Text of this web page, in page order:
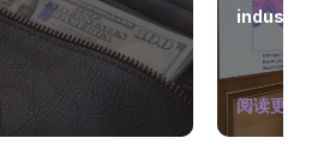
industry
阅读更多